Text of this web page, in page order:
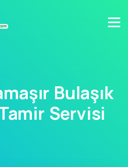
Bulaşık
Servisi